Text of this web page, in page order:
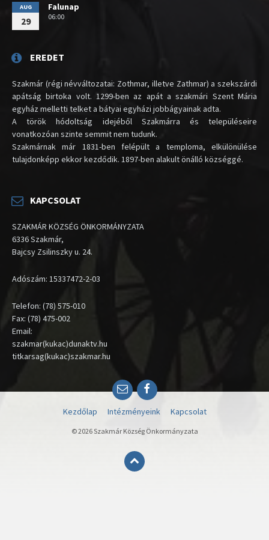
AUG
29
Falunap
06:00
EREDET
Szakmár (régi névváltozatai: Zothmar, illetve Zathmar) a szekszárdi
apátság birtoka volt. 1299-ben az apát a szakmári Szent Mária
egyház melletti telket a bátyai egyházi jobbágyainak adta.
A török hódoltság idejéből Szakmárra és településeire
vonatkozóan szinte semmit nem tudunk.
Szakmárnak már 1831-ben felépült a temploma, elkülönülése
tulajdonképp ekkor kezdődik. 1897-ben alakult önálló községgé.
KAPCSOLAT
SZAKMÁR KÖZSÉG ÖNKORMÁNYZATA
6336 Szakmár,
Bajcsy Zsilinszky u. 24.
Adószám: 15337472-2-03
Telefon: (78) 575-010
Fax: (78) 475-002
Email:
szakmar(kukac)dunaktv.hu
titkarsag(kukac)szakmar.hu
EmailFacebook
Kezdőlap Intézményeink Kapcsolat
© 2026 Szakmár Község Önkormányzata